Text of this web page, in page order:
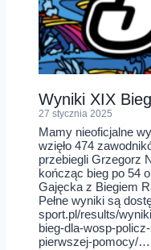
Wyniki XIX
27 stycznia 2025
Mamy nieoficjalne
wzięło 474
przebiegli Grzegorz
kończąc bieg po 54
Gajęcka z Biegiem
Pełne wyniki są
sport.pl/results/
bieg-dla-wosp-
pierwszej-pomocy/…